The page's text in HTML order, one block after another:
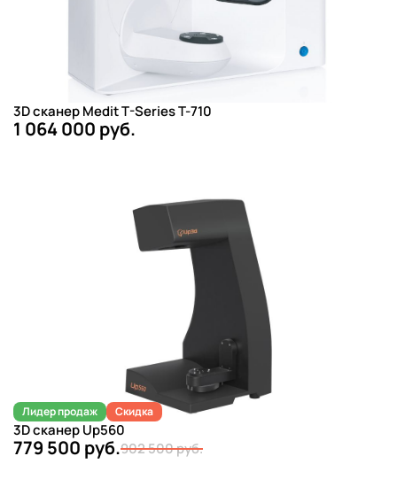
3D сканер Medit T-Series T-710
1 064 000 руб.
Лидер продаж Скидка
3D сканер Up560
779 500 руб.902 500 руб.